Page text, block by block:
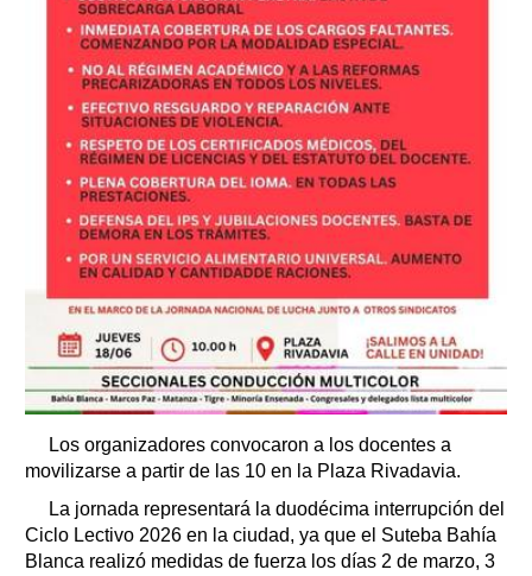
Los organizadores convocaron a los docentes a
movilizarse a partir de las 10 en la Plaza Rivadavia.
La jornada representará la duodécima interrupción del
Ciclo Lectivo 2026 en la ciudad, ya que el Suteba Bahía
Blanca realizó medidas de fuerza los días 2 de marzo, 3